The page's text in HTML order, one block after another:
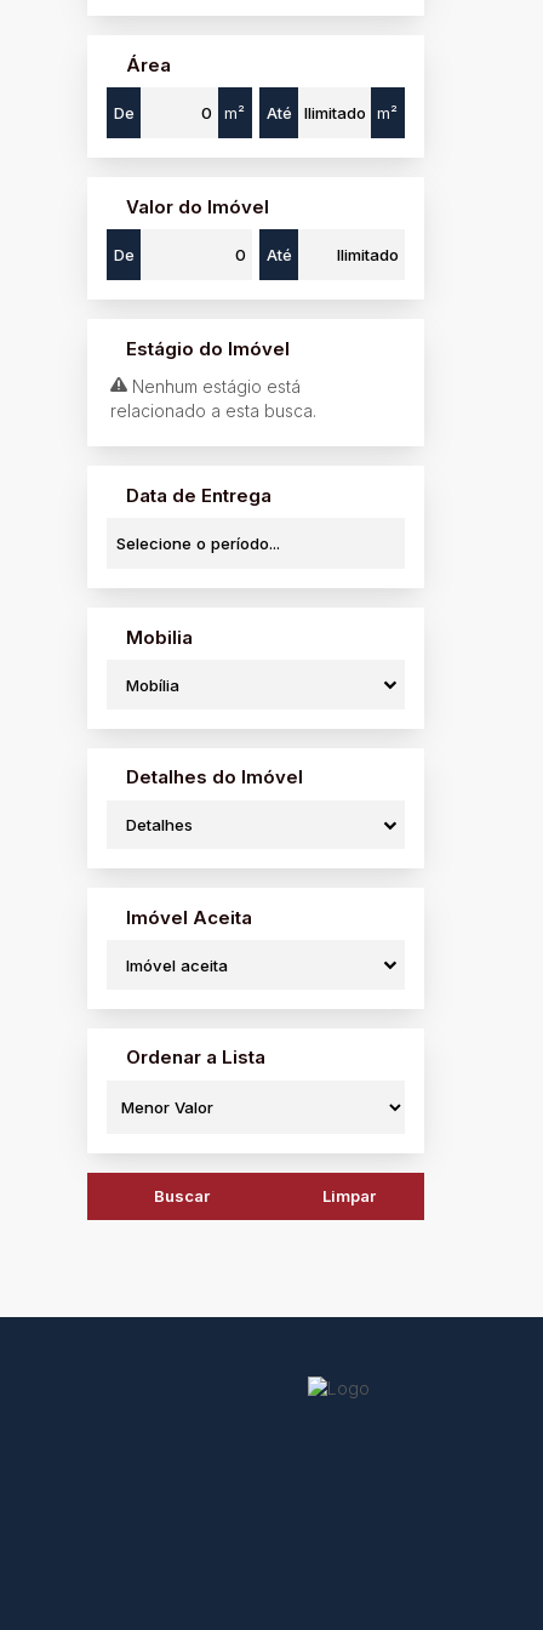
Área
De m² Até m²
Valor do Imóvel
De Até
Estágio do Imóvel
Nenhum estágio está
relacionado a esta busca.
Data de Entrega
Mobilia
Mobília
Detalhes do Imóvel
Detalhes
Imóvel Aceita
Imóvel aceita
Ordenar a Lista
Buscar Limpar